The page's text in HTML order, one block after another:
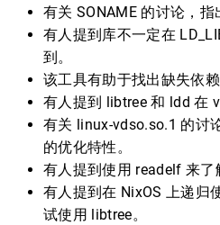
有关 SONAME 的讨论，指
有人提到库不一定在
到。
该工具有助于找出缺失依赖
有人提到 libtree 和 ldd 在
有关 linux-vdso.so.1 的讨
的优化特性。
有人提到使用 readelf 来了
有人提到在 NixOS 上递归
试使用 libtree。